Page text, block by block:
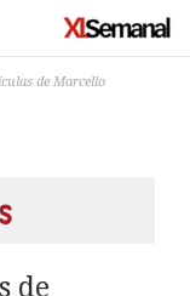
de Marcello
de